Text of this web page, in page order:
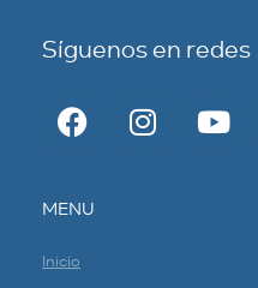
Síguenos en redes
MENU
Inicio